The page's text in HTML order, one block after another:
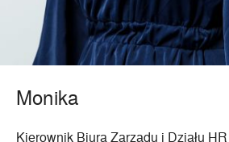
Monika
Kierownik Biura Zarządu i Działu HR